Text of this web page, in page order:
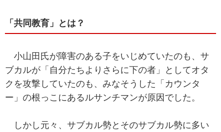
「共同教育」とは？
小山田氏が障害のある子をいじめていたのも、サ
ブカルが「自分たちよりさらに下の者」としてオタ
クを攻撃していたのも、みなそうした「カウンタ
ー」の根っこにあるルサンチマンが原因でした。
しかし元々、サブカル勢とそのサブカル勢に多い